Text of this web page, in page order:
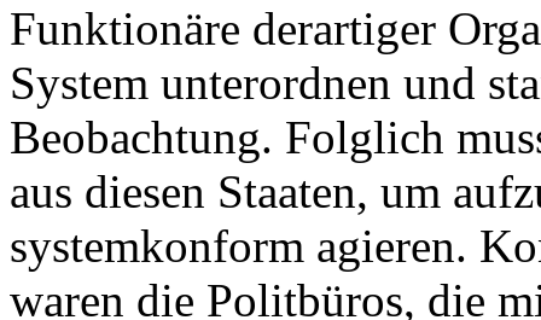
Funktionäre derartiger
System unterordnen und
Beobachtung. Folglich
aus diesen Staaten, um
systemkonform agieren.
waren die Politbüros, die